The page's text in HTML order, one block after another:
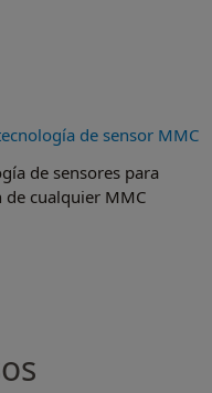
de sensor MMC
de sensores para
de cualquier MMC